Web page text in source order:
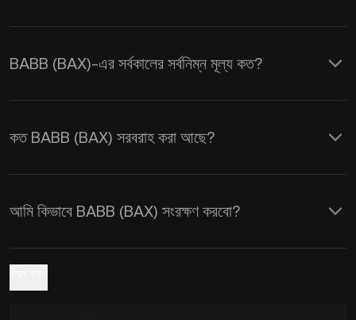
হারগুলি পেতে KuCoin ক্যালকুলেটর ব্যবহার করুন।
BABB (BAX)-এর সর্বকালের সর্বনিম্ন মূল্য কত?
কত BABB (BAX) সরবরাহ করা আছে?
আমি কিভাবে BABB (BAX) সংরক্ষণ করবো?